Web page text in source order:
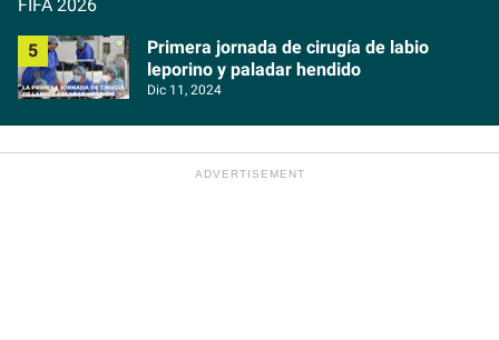
Primera jornada de cirugía de labio
leporino y paladar hendido
Dic 11, 2024